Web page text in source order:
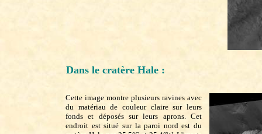
Dans le cratère Hale :
Cette image montre plusieurs ravines avec
du matériau de couleur claire sur leurs
fonds et déposés sur leurs aprons. Cet
endroit est situé sur la paroi nord est du